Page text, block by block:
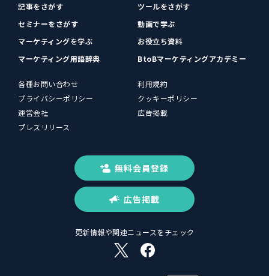
記事をさがす
ツールをさがす
セミナーをさがす
動画で学ぶ
マーケティングを学ぶ
お役立ち資料
マーケティング用語辞典
BtoBマーケティングアカデミー
各種お問い合わせ
利用規約
プライバシーポリシー
クッキーポリシー
運営会社
広告掲載
プレスリリース
無料会員登録
広告掲載
更新情報や関連ニュースをチェック